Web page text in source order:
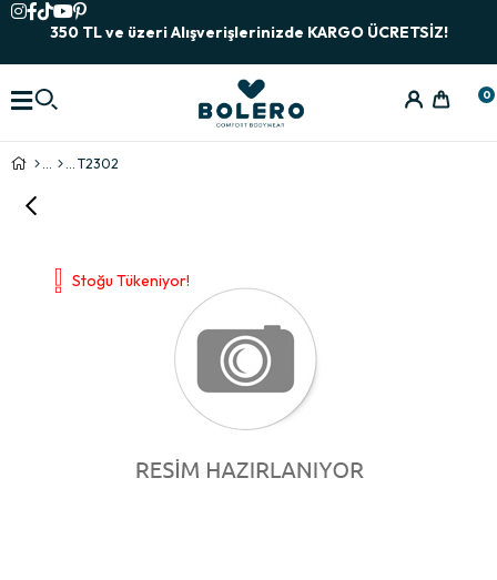
350 TL ve üzeri Alışverişlerinizde KARGO ÜCRETSİZ!
0
T2302
Stoğu Tükeniyor!